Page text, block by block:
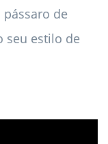
de
seu estilo de